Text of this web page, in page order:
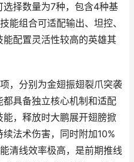
择数量为7种，包含4种基
能组合可适配输出、坦控、
配置灵活性较高的英雄其
，分别为金翅振翅裂爪突袭
具备独立核心机制和适配
，释放时大鹏展开翅膀掀
法术伤害，同时附加10%
清线效率极高，是前期推线